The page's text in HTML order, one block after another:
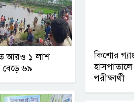
আরও ১ লাশ
বেড়ে ৬৯
কিশোর
পরীক্ষার্থী